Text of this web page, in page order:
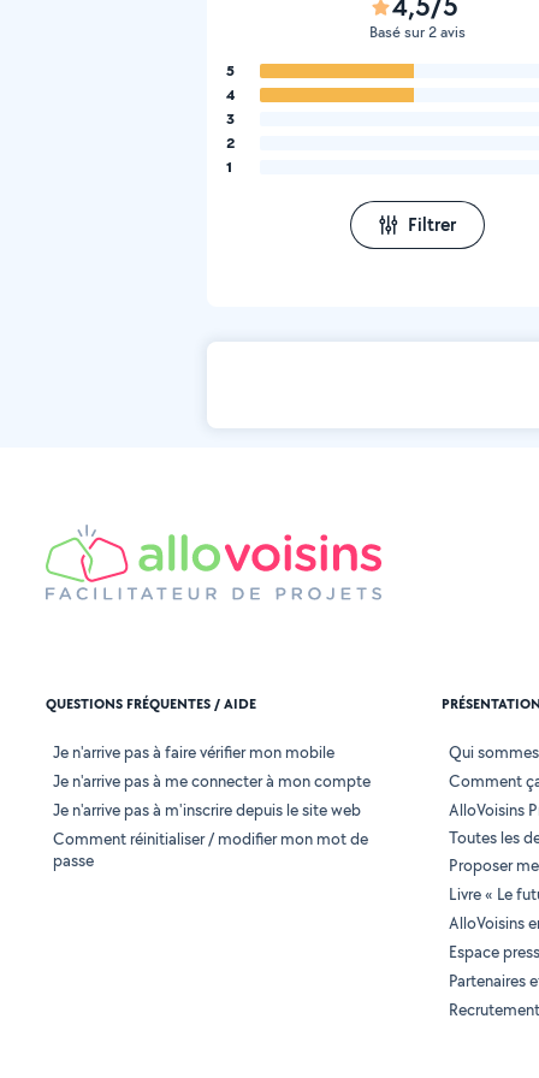
Basé sur 2 avis
5
4
3
2
1
Filtrer
QUESTIONS FRÉQUENTES / AIDE
Je n'arrive pas à faire vérifier mon mobile
Je n'arrive pas à me connecter à mon compte
Je n'arrive pas à m'inscrire depuis le site web
Comment réinitialiser / modifier mon mot de
passe
Qui
Comment
AlloVoisins
Toutes les
Proposer
Livre « Le
AlloVoisins
Espace
Partenaires
Recrutement